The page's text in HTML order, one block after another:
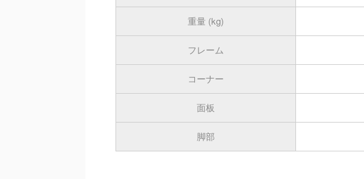
重量 (kg)
フレーム
コーナー
面板
脚部